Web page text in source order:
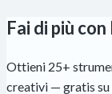
Fai di più
Ottieni 25+
creativi — gratis su